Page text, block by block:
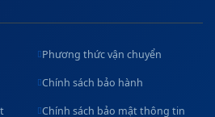
Phương thức vận chuyển
Chính sách bảo hành
Chính sách bảo mật thông tin